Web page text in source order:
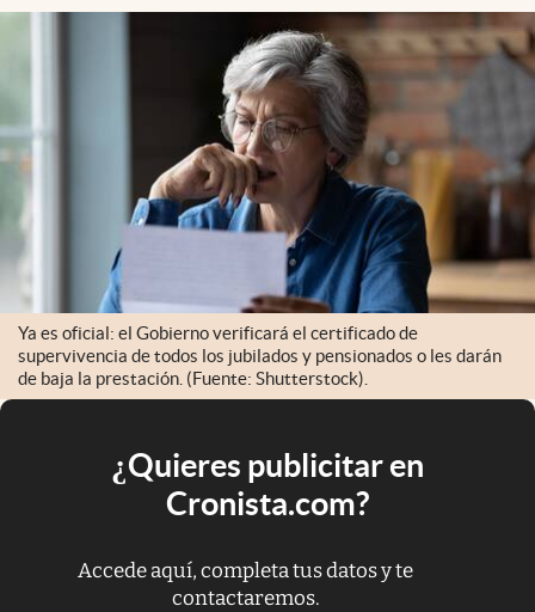
Ya es oficial: el Gobierno verificará el certificado de
supervivencia de todos los jubilados y pensionados o les darán
de baja la prestación. (Fuente: Shutterstock).
¿Quieres publicitar en
Cronista.com?
Accede aquí, completa tus datos y te
contactaremos.